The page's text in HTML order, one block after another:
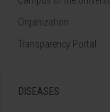
Organization
Transparency Portal
DISEASES